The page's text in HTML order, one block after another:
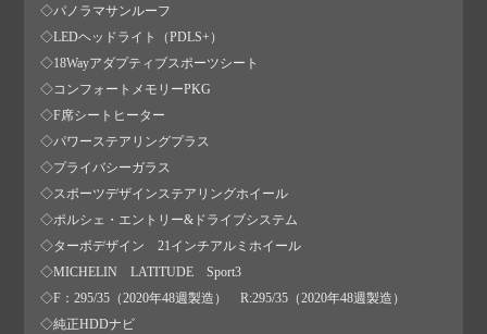
◇パノラマサンルーフ
◇LEDヘッドライト（PDLS+）
◇18Wayアダプティブスポーツシート
◇コンフォートメモリーPKG
◇F席シートヒーター
◇パワーステアリングプラス
◇プライバシーガラス
◇スポーツデザインステアリングホイール
◇ポルシェ・エントリー&ドライブシステム
◇ターボデザイン 21インチアルミホイール
◇MICHELIN LATITUDE Sport3
◇F：295/35（2020年48週製造） R:295/35（2020年48週製造）
◇純正HDDナビ